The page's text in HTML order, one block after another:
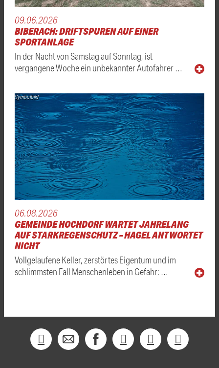
09.06.2026
BIBERACH: DRIFTSPUREN AUF EINER
SPORTANLAGE
In der Nacht von Samstag auf Sonntag, ist
vergangene Woche ein unbekannter Autofahrer …
Symbolbild
06.08.2026
GEMEINDE HOCHDORF WARTET JAHRELANG
AUF STARKREGENSCHUTZ – HAGEL ANTWORTET
NICHT
Vollgelaufene Keller, zerstörtes Eigentum und im
schlimmsten Fall Menschenleben in Gefahr: …